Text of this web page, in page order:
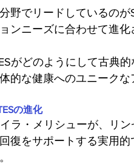
野でリードしているのが
ンニーズに合わせて進化
がどのようにして古典
的な健康へのユニーク
の進化
ラ・メリシューが、リ
復をサポートする実用